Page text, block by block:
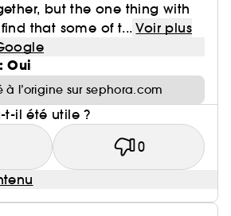
but the one thing with
that some of t... Voir plus
Oui
à l’origine sur sephora.com
t-il été utile ?
0